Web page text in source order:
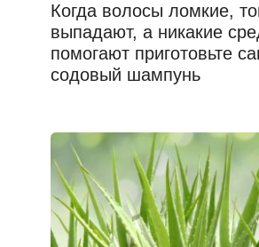
Когда волосы ломкие,
выпадают, а никакие
помогают приготовьте
содовый шампунь